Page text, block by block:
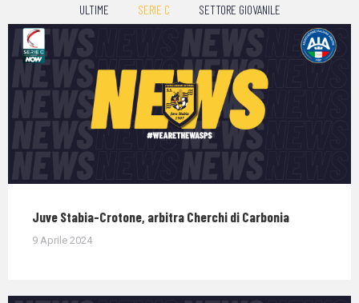
ULTIME SERIE C SETTORE GIOVANILE
Juve Stabia-Crotone, arbitra Cherchi di Carbonia
9 Aprile 2024